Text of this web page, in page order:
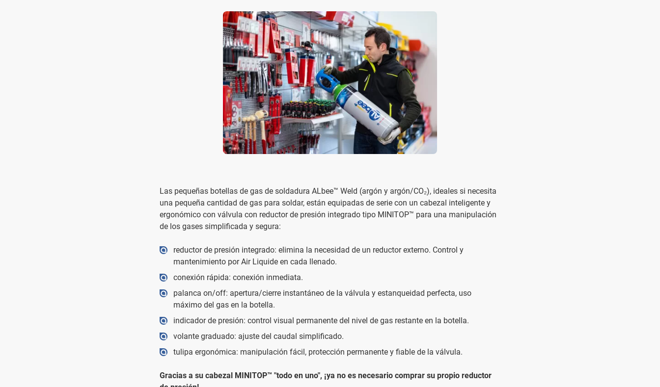
Las pequeñas botellas de gas de soldadura ALbee™ Weld (argón y argón/CO₂), ideales si necesita
una pequeña cantidad de gas para soldar, están equipadas de serie con un cabezal inteligente y
ergonómico con válvula con reductor de presión integrado tipo MINITOP™ para una manipulación
de los gases simplificada y segura:
reductor de presión integrado: elimina la necesidad de un reductor externo. Control y
mantenimiento por Air Liquide en cada llenado.
conexión rápida: conexión inmediata.
palanca on/off: apertura/cierre instantáneo de la válvula y estanqueidad perfecta, uso
máximo del gas en la botella.
indicador de presión: control visual permanente del nivel de gas restante en la botella.
volante graduado: ajuste del caudal simplificado.
tulipa ergonómica: manipulación fácil, protección permanente y fiable de la válvula.
Gracias a su cabezal MINITOP™ "todo en uno", ¡ya no es necesario comprar su propio reductor